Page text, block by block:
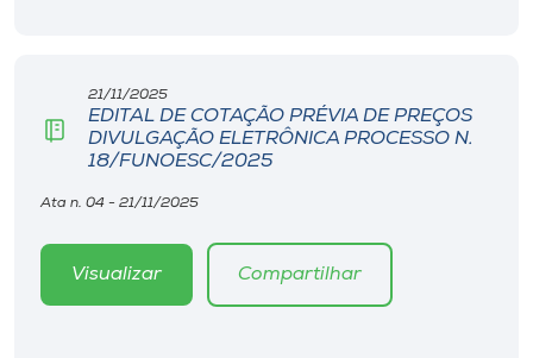
21/11/2025
EDITAL DE COTAÇÃO PRÉVIA DE PREÇOS
DIVULGAÇÃO ELETRÔNICA PROCESSO N.
18/FUNOESC/2025
Ata n. 04 - 21/11/2025
Visualizar Compartilhar